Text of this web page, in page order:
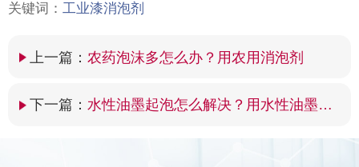
关键词： 工业漆消泡剂
上一篇： 农药泡沫多怎么办？用农用消泡剂
下一篇： 水性油墨起泡怎么解决？用水性油墨消泡剂